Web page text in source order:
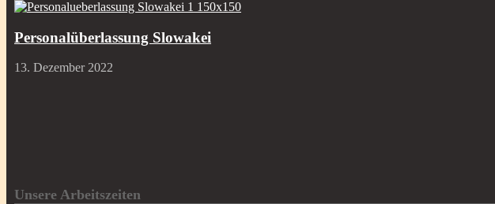
Personalüberlassung Slowakei
13. Dezember 2022
Unsere Arbeitszeiten